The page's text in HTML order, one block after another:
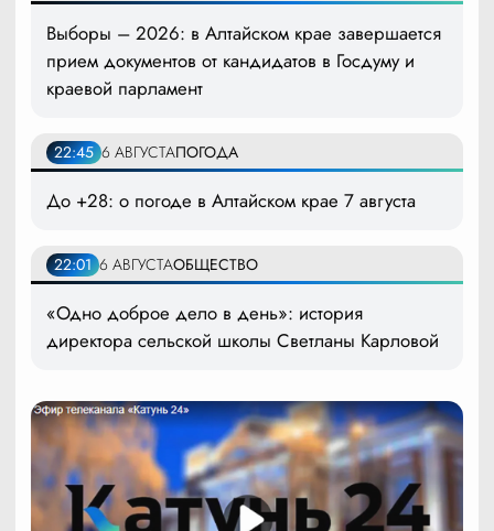
Выборы – 2026: в Алтайском крае завершается
прием документов от кандидатов в Госдуму и
краевой парламент
22:45 6 АВГУСТАПОГОДА
До +28: о погоде в Алтайском крае 7 августа
22:01 6 АВГУСТАОБЩЕСТВО
«Одно доброе дело в день»: история
директора сельской школы Светланы Карловой